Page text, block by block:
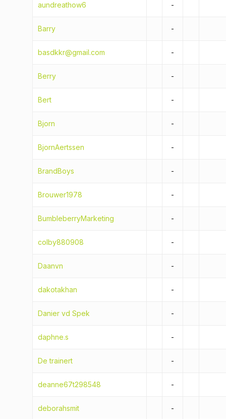
aundreathow6 -
Barry -
basdkkr@gmail.com -
Berry -
Bert -
Bjorn -
BjornAertssen -
BrandBoys -
Brouwer1978 -
BumbleberryMarketing -
colby880908 -
Daanvn -
dakotakhan -
Danier vd Spek -
daphne.s -
De trainert -
deanne67t298548 -
deborahsmit -